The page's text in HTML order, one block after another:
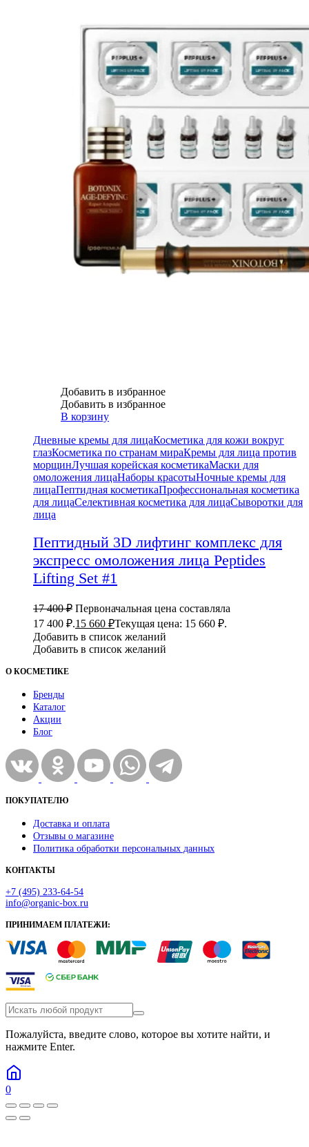
Добавить в избранное
Добавить в избранное
В корзину
Дневные кремы для лицаКосметика для кожи вокруг
глазКосметика по странам мираКремы для лица против
морщинЛучшая корейская косметикаМаски для
омоложения лицаНаборы красотыНочные кремы для
лицаПептидная косметикаПрофессиональная косметика
для лицаСелективная косметика для лицаСыворотки для
лица
Пептидный 3D лифтинг комплекс для
экспресс омоложения лица Peptides
Lifting Set #1
17 400₽ Первоначальная цена составляла
17 400 ₽.15 660 ₽Текущая цена: 15 660 ₽.
Добавить в список желаний
Добавить в список желаний
О КОСМЕТИКЕ
Бренды
Каталог
Акции
Блог
ПОКУПАТЕЛЮ
Доставка и оплата
Отзывы о магазине
Политика обработки персональных данных
КОНТАКТЫ
+7 (495) 233-64-54
info@organic-box.ru
ПРИНИМАЕМ ПЛАТЕЖИ:
Пожалуйста, введите слово, которое вы хотите найти, и
нажмите Enter.
0